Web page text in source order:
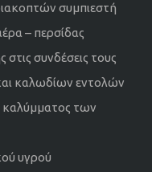
συμπιεστή
– περσίδας
συνδέσεις τους
καλωδίων εντολών
των
υγρού